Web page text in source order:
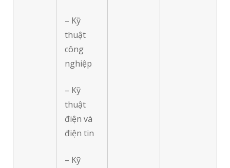
– Kỹ
thuật
công
nghiệp
– Kỹ
thuật
điện và
điện tin
– Kỹ